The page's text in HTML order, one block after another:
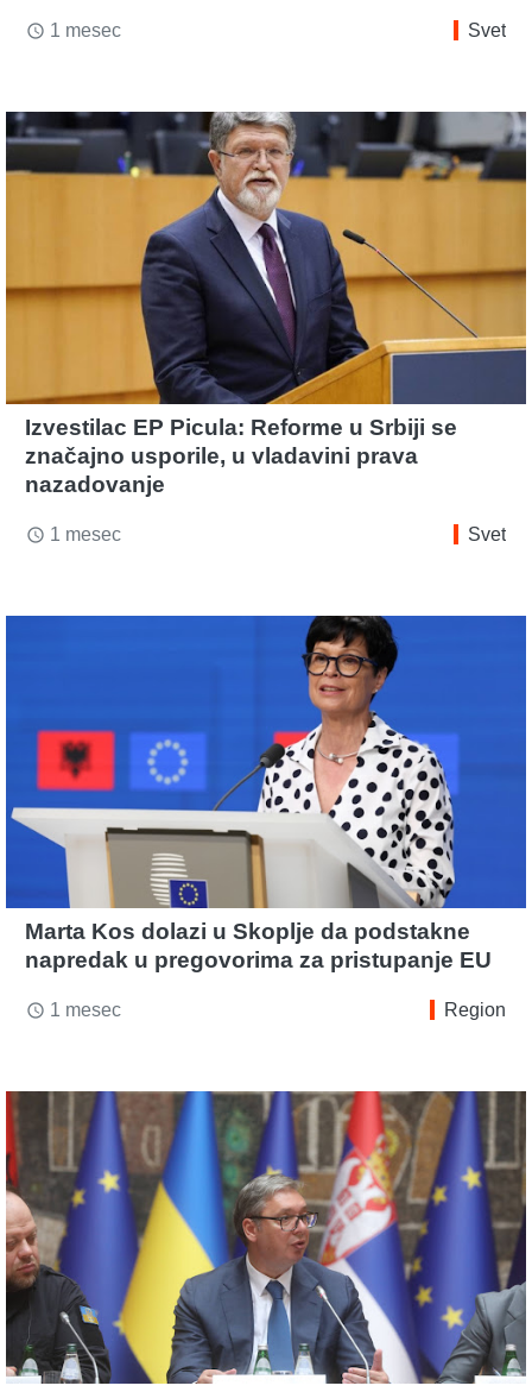
access_time 1 mesec Svet
Izvestilac EP Picula: Reforme u Srbiji se
značajno usporile, u vladavini prava
nazadovanje
access_time 1 mesec Svet
Marta Kos dolazi u Skoplje da podstakne
napredak u pregovorima za pristupanje EU
access_time 1 mesec Region